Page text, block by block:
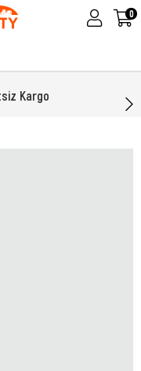
0
Kargo